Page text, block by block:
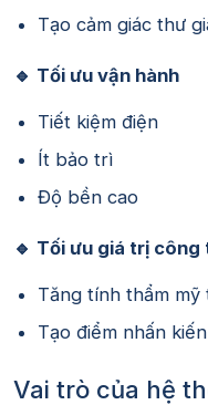
Tạo cảm giác thư
🔹 Tối ưu vận hành
Tiết kiệm điện
Ít bảo trì
Độ bền cao
🔹 Tối ưu giá trị công
Tăng tính thẩm mỹ
Tạo điểm nhấn
Vai trò của hệ